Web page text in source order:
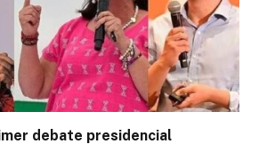
debate presidencial